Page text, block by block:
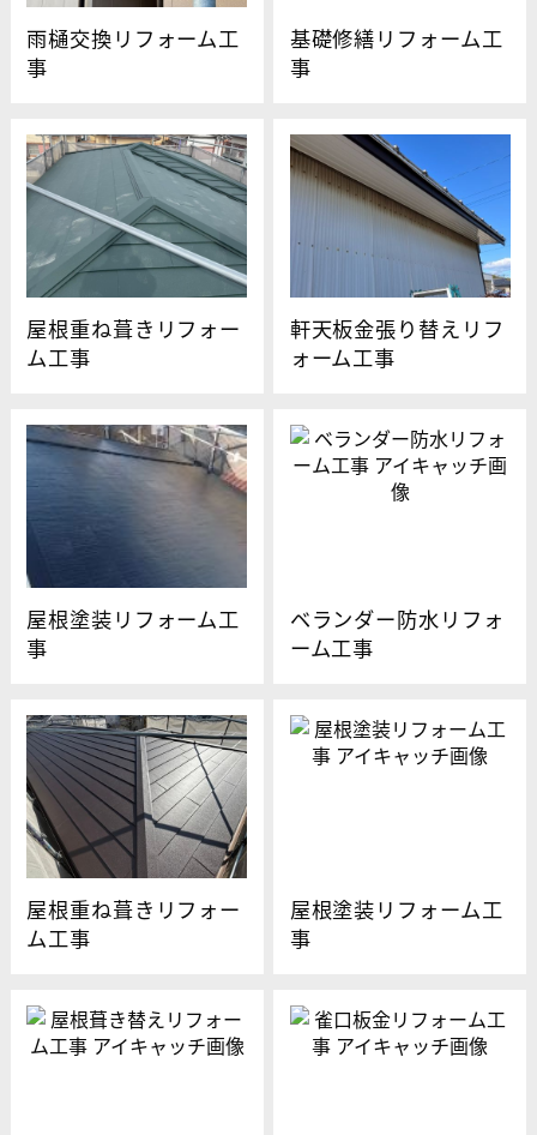
雨樋交換リフォーム工
事
基礎修繕リフォーム工
事
屋根重ね葺きリフォー
ム工事
軒天板金張り替えリフ
ォーム工事
屋根塗装リフォーム工
事
ベランダー防水リフォ
ーム工事
屋根重ね葺きリフォー
ム工事
屋根塗装リフォーム工
事